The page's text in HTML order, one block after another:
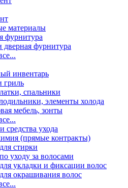
материалы
фурнитура
дверная фурнитура
инвентарь
гриль
спальники
элементы холода
мебель, зонты
средства ухода
(прямые контракты)
стирки
уходу за волосами
укладки и фиксации волос
окрашивания волос